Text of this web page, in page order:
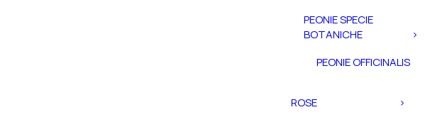
PEONIE SPECIE
BOTANICHE
PEONIE OFFICINALIS
ROSE